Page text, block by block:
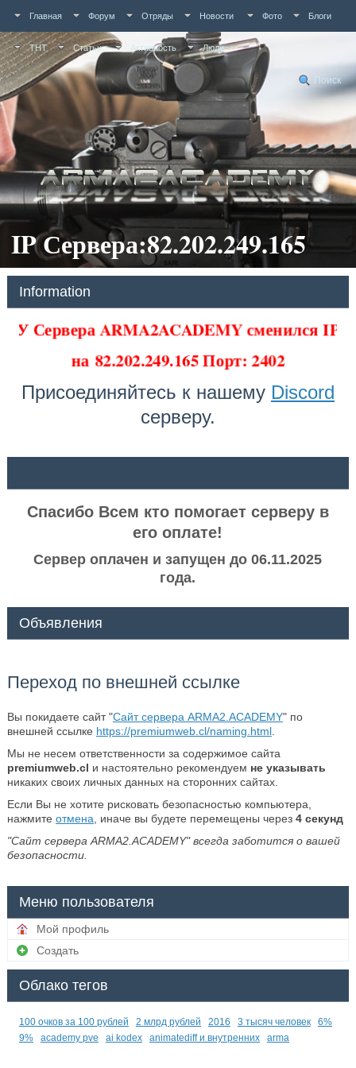
Главная Форум Отряды Новости Фото Блоги
ТНТ Статьи Активность Люди
Поиск
IP Сервера:82.202.249.165
Information
У Сервера ARMA2ACADEMY сменился IP
на 82.202.249.165 Порт: 2402
Присоединяйтесь к нашему Discord
серверу.
Спасибо Всем кто помогает серверу в
его оплате!
Сервер оплачен и запущен до 06.11.2025
года.
Объявления
Переход по внешней ссылке
Вы покидаете сайт "Сайт сервера ARMA2.ACADEMY" по
внешней ссылке https://premiumweb.cl/naming.html.
Мы не несем ответственности за содержимое сайта
premiumweb.cl и настоятельно рекомендуем не указывать
никаких своих личных данных на сторонних сайтах.
Если Вы не хотите рисковать безопасностью компьютера,
нажмите отмена , иначе вы будете перемещены через 4секунд
"Сайт сервера ARMA2.ACADEMY" всегда заботится о вашей
безопасности.
Меню пользователя
Мой профиль
Создать
Облако тегов
100 очков за 100 рублей 2 млрд рублей 2016 3 тысяч человек
6%
9%
academy pve ai kodex animatediff и внутренних arma